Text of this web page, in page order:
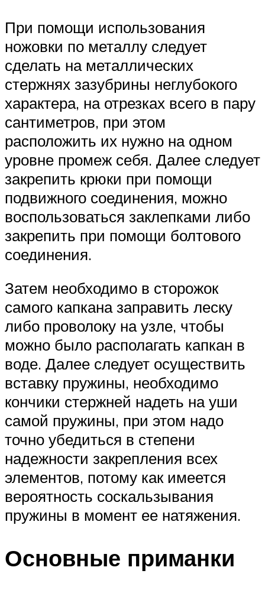
При помощи использования
ножовки по металлу следует
сделать на металлических
стержнях зазубрины неглубокого
характера, на отрезках всего в пару
сантиметров, при этом
расположить их нужно на одном
уровне промеж себя. Далее следует
закрепить крюки при помощи
подвижного соединения, можно
воспользоваться заклепками либо
закрепить при помощи болтового
соединения.
Затем необходимо в сторожок
самого капкана заправить леску
либо проволоку на узле, чтобы
можно было располагать капкан в
воде. Далее следует осуществить
вставку пружины, необходимо
кончики стержней надеть на уши
самой пружины, при этом надо
точно убедиться в степени
надежности закрепления всех
элементов, потому как имеется
вероятность соскальзывания
пружины в момент ее натяжения.
Основные приманки